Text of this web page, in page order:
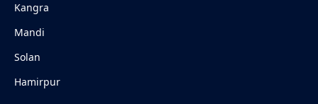
Kangra
Mandi
Solan
Hamirpur